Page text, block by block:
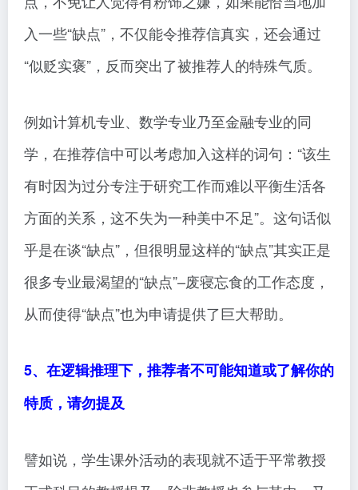
入一些“缺点”，不仅能令推荐信真实，还会通过
“似贬实褒”，反而突出了被推荐人的特殊气质。
例如计算机专业、数学专业乃至金融专业的同
学，在推荐信中可以考虑加入这样的词句：“该生
有时因为过分专注于研究工作而难以平衡生活各
方面的关系，这不失为一种美中不足”。这句话似
乎是在谈“缺点”，但很明显这样的“缺点”其实正是
很多专业最渴望的“缺点”–废寝忘食的工作态度，
从而使得“缺点”也为申请提供了巨大帮助。
5、在逻辑推理下，推荐者不可能知道或了解你的
特质，请勿提及
譬如说，学生课外活动的表现就不适于平常教授